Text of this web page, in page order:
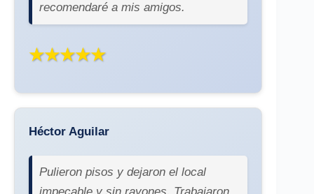
recomendaré a mis amigos.
★★★★★
Héctor Aguilar
Pulieron pisos y dejaron el local